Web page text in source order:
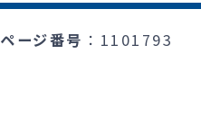
ページ番号 1101793